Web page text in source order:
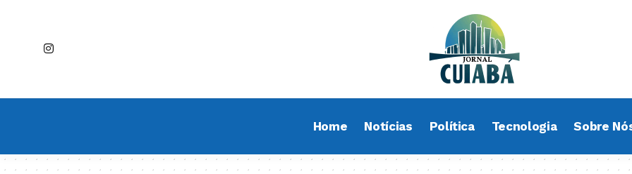
Home Notícias Política Tecnologia Sobre